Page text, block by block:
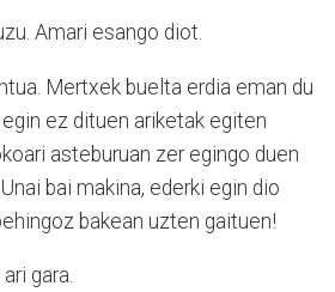
Amari esango diot.
Mertxek buelta erdia eman du
ez dituen ariketak egiten
asteburuan zer egingo duen
bai makina, ederki egin dio
bakean uzten gaituen!
gara.